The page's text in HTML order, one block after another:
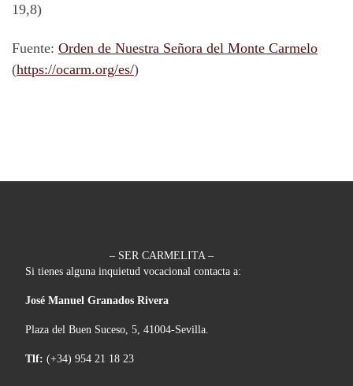
19,8)
Fuente: Orden de Nuestra Señora del Monte Carmelo
(https://ocarm.org/es/)
– SER CARMELITA –
Si tienes alguna inquietud vocacional contacta a:
José Manuel Granados Rivera
Plaza del Buen Suceso, 5, 41004-Sevilla.
Tlf: (+34) 954 21 18 23